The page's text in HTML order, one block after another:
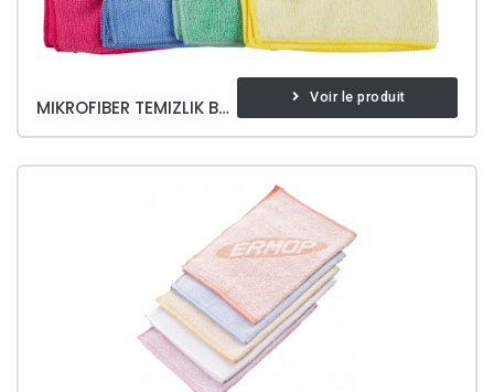
MIKROFIBER TEMIZLIK BEZI Voir le produit